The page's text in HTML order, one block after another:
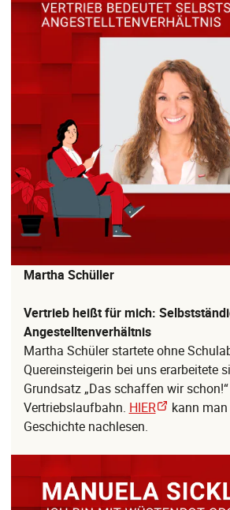
Martha Schüller
Vertrieb heißt für mich:
Angestelltenverhältnis
Martha Schüler startete ohne
Quereinsteigerin bei uns erarbeitete
Grundsatz „Das schaffen wir
Vertriebslaufbahn. HIER
kann
Geschichte nachlesen.